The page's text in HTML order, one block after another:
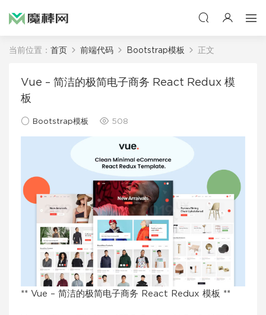
当前位置： 首页 前端代码 Bootstrap模板 正文
Vue – 简洁的极简电子商务 React Redux 模
板
Bootstrap模板 508
** Vue – 简洁的极简电子商务 React Redux 模板 **